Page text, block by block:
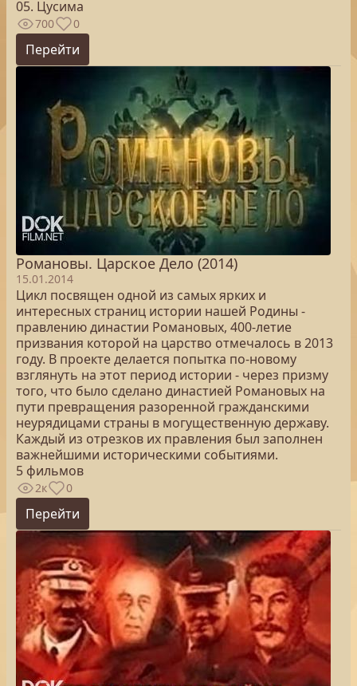
05. Цусима
700 0
Перейти
Романовы. Царское Дело (2014)
15.01.2014
Цикл посвящен одной из самых ярких и
интересных страниц истории нашей Родины -
правлению династии Романовых, 400-летие
призвания которой на царство отмечалось в 2013
году. В проекте делается попытка по-новому
взглянуть на этот период истории - через призму
того, что было сделано династией Романовых на
пути превращения разоренной гражданскими
неурядицами страны в могущественную державу.
Каждый из отрезков их правления был заполнен
важнейшими историческими событиями.
5 фильмов
2к 0
Перейти